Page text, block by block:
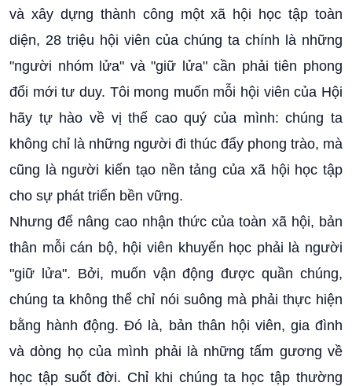
và xây dựng thành công một xã hội học tập toàn
diện, 28 triệu hội viên của chúng ta chính là những
"người nhóm lửa" và "giữ lửa" cần phải tiên phong
đổi mới tư duy. Tôi mong muốn mỗi hội viên của Hội
hãy tự hào về vị thế cao quý của mình: chúng ta
không chỉ là những người đi thúc đẩy phong trào, mà
cũng là người kiến tạo nền tảng của xã hội học tập
cho sự phát triển bền vững.
Nhưng để nâng cao nhận thức của toàn xã hội, bản
thân mỗi cán bộ, hội viên khuyến học phải là người
"giữ lửa". Bởi, muốn vận động được quần chúng,
chúng ta không thể chỉ nói suông mà phải thực hiện
bằng hành động. Đó là, bản thân hội viên, gia đình
và dòng họ của mình phải là những tấm gương về
học tập suốt đời. Chỉ khi chúng ta học tập thường